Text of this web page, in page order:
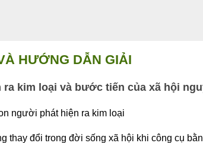
HƯỚNG DẪN GIẢI
ra kim loại và bước tiến của xã hội
người phát hiện ra kim loại
thay đổi trong đời sống xã hội khi công cụ